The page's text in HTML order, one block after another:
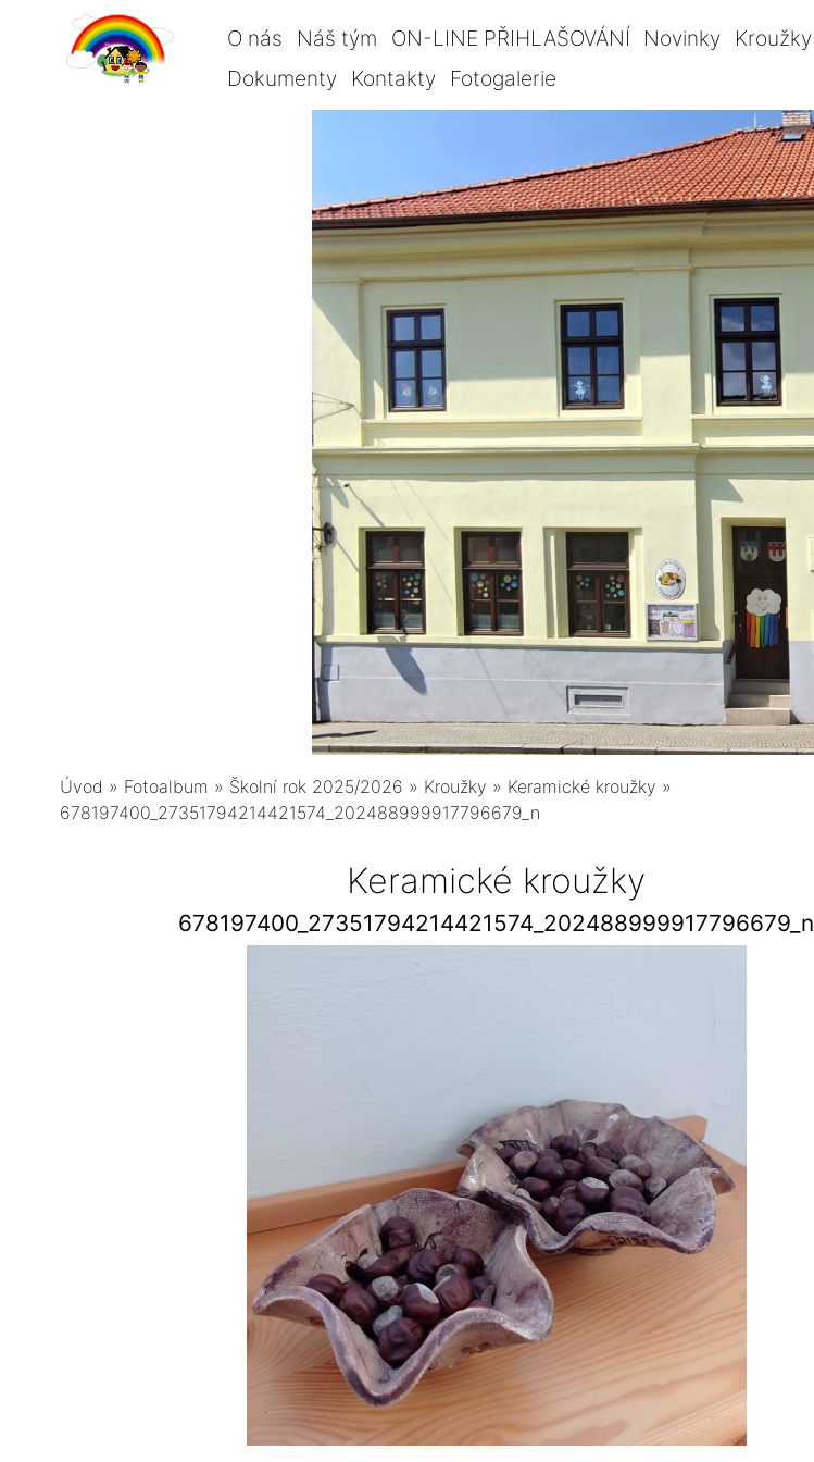
O nás Náš tým ON-LINE PŘIHLAŠOVÁNÍ Novinky Kroužky
Dokumenty
Kontakty Fotogalerie
Úvod » Fotoalbum » Školní rok 2025/2026 » Kroužky » Keramické kroužky »
678197400_27351794214421574_202488999917796679_n
Keramické kroužky
678197400_27351794214421574_202488999917796679_n